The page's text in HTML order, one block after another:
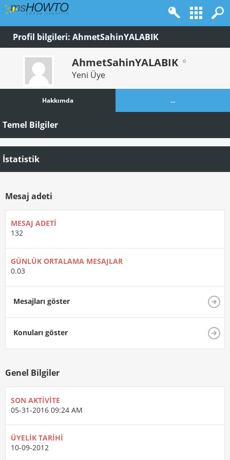
Profil bilgileri: AhmetSahinYALABIK
AhmetSahinYALABIK
Yeni Üye
Hakkımda ...
Temel Bilgiler
İstatistik
Mesaj adeti
MESAJ ADETI
132
GÜNLÜK ORTALAMA MESAJLAR
0.03
Mesajları göster
Konuları göster
Genel Bilgiler
SON AKTIVITE
05-31-2016 09:24 AM
ÜYELIK TARIHI
10-09-2012